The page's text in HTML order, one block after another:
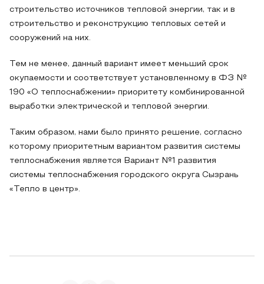
строительство источников тепловой энергии, так и в
строительство и реконструкцию тепловых сетей и
сооружений на них.
Тем не менее, данный вариант имеет меньший срок
окупаемости и соответствует установленному в ФЗ №
190 «О теплоснабжении» приоритету комбинированной
выработки электрической и тепловой энергии.
Таким образом, нами было принято решение, согласно
которому приоритетным вариантом развития системы
теплоснабжения является Вариант №1 развития
системы теплоснабжения городского округа Сызрань
«Тепло в центр».